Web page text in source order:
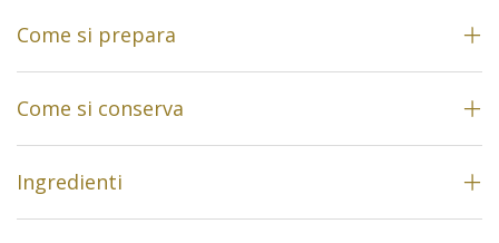
Come si prepara
Come si conserva
Ingredienti